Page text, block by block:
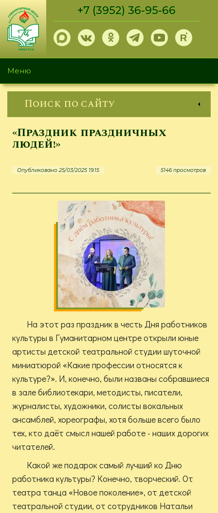
Перейти
основному
содержанию
+7 (3952) 36-95-66
Меню
Поиск по сайту
«Праздник праздничных
людей!»
Опубликовано 25/03/2025 19:15 5146 просмотров
На этот раз праздник в честь Дня работников
культуры в Гуманитарном центре открыли юные
артисты детской театральной студии шуточной
миниатюрой «Какие профессии относятся к
культуре?». И, конечно, были названы собравшиеся
в зале библиотекари, методисты, писатели,
журналисты, художники, солисты вокальных
ансамблей, хореографы, хотя больше всего было
тех, кто даёт смысл нашей работе - наших дорогих
читателей.
Какой же подарок самый лучший ко Дню
работника культуры? Конечно, творческий. От
театра танца «Новое поколение», от детской
театральной студии, от сотрудников Натальи